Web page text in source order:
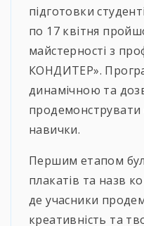
підготовки
по 17 квітня
майстерності з
КОНДИТЕР».
динамічною та
продемонструвати
навички.
Першим етапом
плакатів та назв
де учасники
креативність та